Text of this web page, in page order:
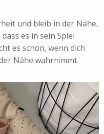
und bleib in der Nähe,
es in sein Spiel
es schon, wenn dich
Nähe wahrnimmt.